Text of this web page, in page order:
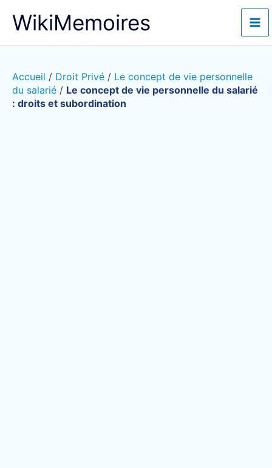
WikiMemoires
Accueil / Droit Privé / Le concept de vie personnelle
du salarié / Le concept de vie personnelle du salarié
: droits et subordination